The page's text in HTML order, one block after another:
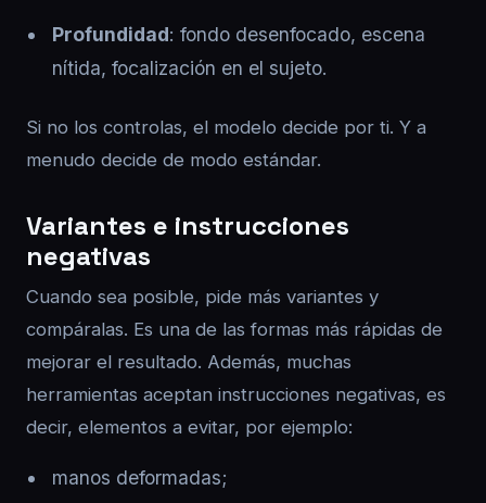
Profundidad: fondo desenfocado, escena
nítida, focalización en el sujeto.
Si no los controlas, el modelo decide por ti. Y a
menudo decide de modo estándar.
Variantes e instrucciones
negativas
Cuando sea posible, pide más variantes y
compáralas. Es una de las formas más rápidas de
mejorar el resultado. Además, muchas
herramientas aceptan instrucciones negativas, es
decir, elementos a evitar, por ejemplo:
manos deformadas;